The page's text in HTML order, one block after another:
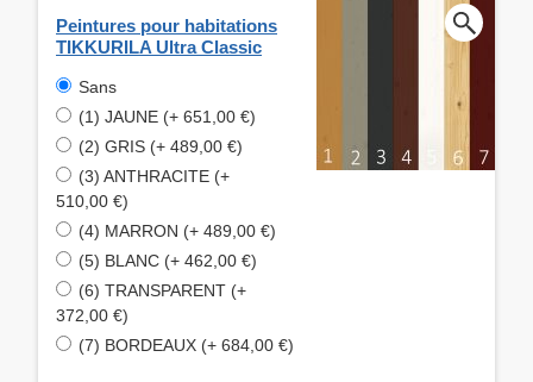
Peintures pour habitations
TIKKURILA Ultra Classic
Sans
(1) JAUNE (+ 651,00 €)
(2) GRIS (+ 489,00 €)
(3) ANTHRACITE (+
510,00 €)
(4) MARRON (+ 489,00 €)
(5) BLANC (+ 462,00 €)
(6) TRANSPARENT (+
372,00 €)
(7) BORDEAUX (+ 684,00 €)